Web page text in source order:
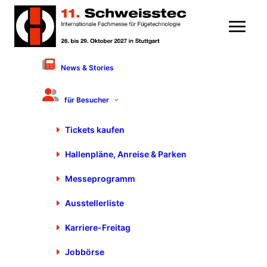
News & Stories
für Besucher
Tickets kaufen
Hallenpläne, Anreise & Parken
Messeprogramm
Ausstellerliste
Karriere-Freitag
Jobbörse
Impressum
Gustav-Werner-Str. 6
Handelsregister: HRA 720 766
P. E. Schall Management GmbH